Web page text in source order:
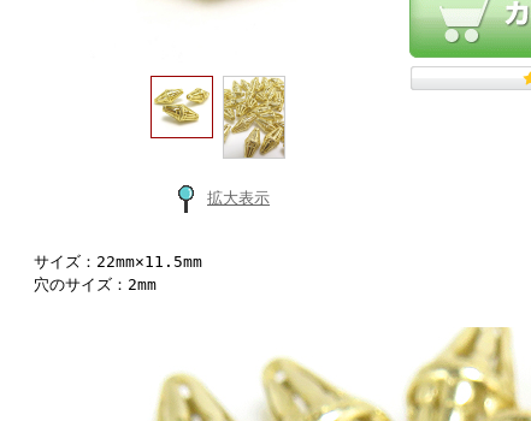
拡大表示
サイズ：22mm×11.5mm
穴のサイズ：2mm